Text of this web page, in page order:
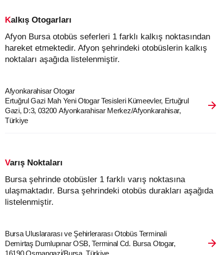
Kalkış Otogarları
Afyon Bursa otobüs seferleri 1 farklı kalkış noktasından
hareket etmektedir. Afyon şehrindeki otobüslerin kalkış
noktaları aşağıda listelenmiştir.
Afyonkarahisar Otogar
Ertuğrul Gazi Mah Yeni Otogar Tesisleri Kümeevler, Ertuğrul
Gazi, D:3, 03200 Afyonkarahisar Merkez/Afyonkarahisar,
Türkiye
Varış Noktaları
Bursa şehrinde otobüsler 1 farklı varış noktasına
ulaşmaktadır. Bursa şehrindeki otobüs durakları aşağıda
listelenmiştir.
Bursa Uluslararası ve Şehirlerarası Otobüs Terminali
Demirtaş Dumlupınar OSB, Terminal Cd. Bursa Otogar,
16190 Osmangazi̇/Bursa, Türkiye